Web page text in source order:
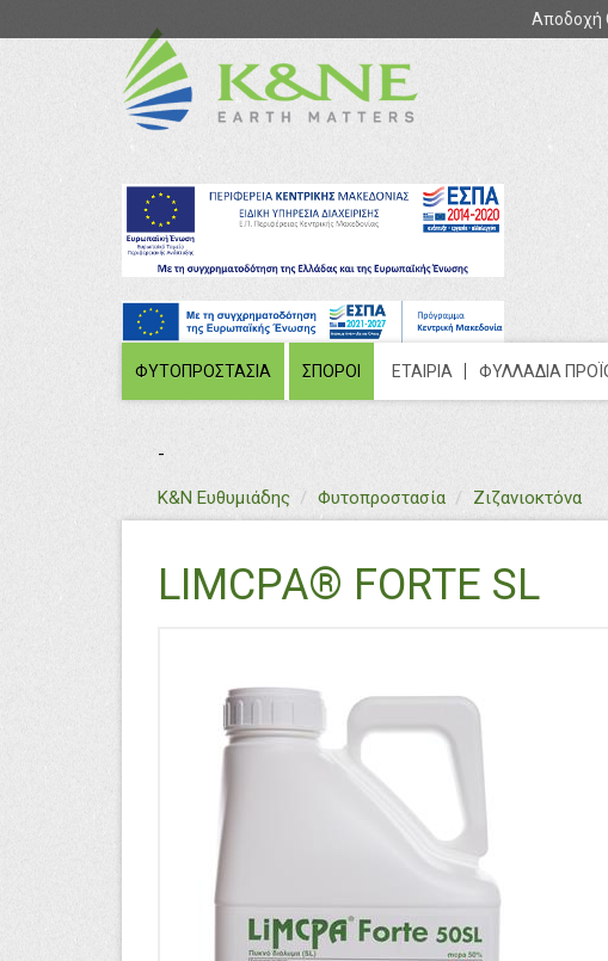
Αποδοχή
ΦΥΤΟΠΡΟΣΤΑΣΙΑ ΣΠΟΡΟΙ ΕΤΑΙΡΙΑ ΦΥΛΛΑΔΙΑ
-
Κ&Ν Ευθυμιάδης textΦυτοπροστασία Ζιζανιοκτόνα
LIMCPA® FORTE SL